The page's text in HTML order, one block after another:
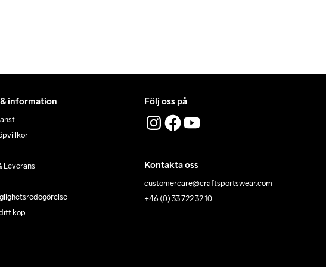
information
Leverans
köp
Följ oss på
Kontakta oss
customercare@craftsportswear.com
+46 (0) 33 722 32 10